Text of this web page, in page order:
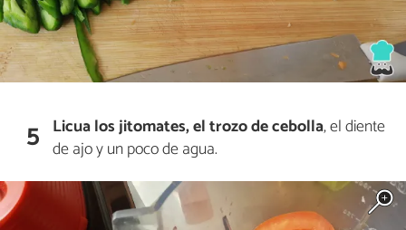
5 Licua los jitomates, el trozo de cebolla, el diente
de ajo y un poco de agua.